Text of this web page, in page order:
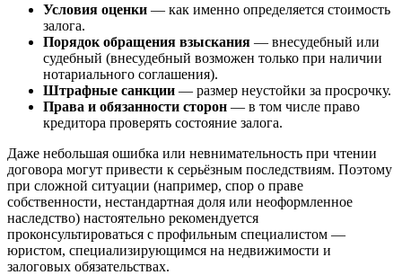
Условия оценки — как именно определяется стоимость
залога.
Порядок обращения взыскания — внесудебный или
судебный (внесудебный возможен только при наличии
нотариального соглашения).
Штрафные санкции — размер неустойки за просрочку.
Права и обязанности сторон — в том числе право
кредитора проверять состояние залога.
Даже небольшая ошибка или невнимательность при чтении
договора могут привести к серьёзным последствиям. Поэтому
при сложной ситуации (например, спор о праве
собственности, нестандартная доля или неоформленное
наследство) настоятельно рекомендуется
проконсультироваться с профильным специалистом —
юристом, специализирующимся на недвижимости и
залоговых обязательствах.